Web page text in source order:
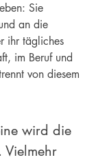
Sie
an die
ihr tägliches
im Beruf und
von diesem
wird die